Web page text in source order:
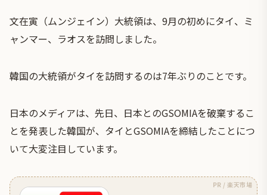
文在寅（ムンジェイン）大統領は、9月の初めにタイ、ミ
ャンマー、ラオスを訪問しました。
韓国の大統領がタイを訪問するのは7年ぶりのことです。
日本のメディアは、先日、日本とのGSOMIAを破棄するこ
とを発表した韓国が、タイとGSOMIAを締結したことにつ
いて大変注目しています。
PR / 楽天市場